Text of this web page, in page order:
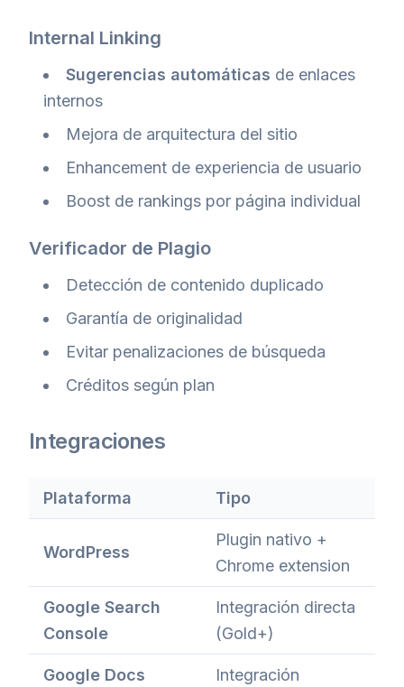
Internal Linking
Sugerencias automáticas de enlaces
internos
Mejora de arquitectura del sitio
Enhancement de experiencia de usuario
Boost de rankings por página individual
Verificador de Plagio
Detección de contenido duplicado
Garantía de originalidad
Evitar penalizaciones de búsqueda
Créditos según plan
Integraciones
Plataforma Tipo
WordPress
Plugin nativo +
Chrome extension
Google Search
Console
Integración directa
(Gold+)
Google Docs Integración